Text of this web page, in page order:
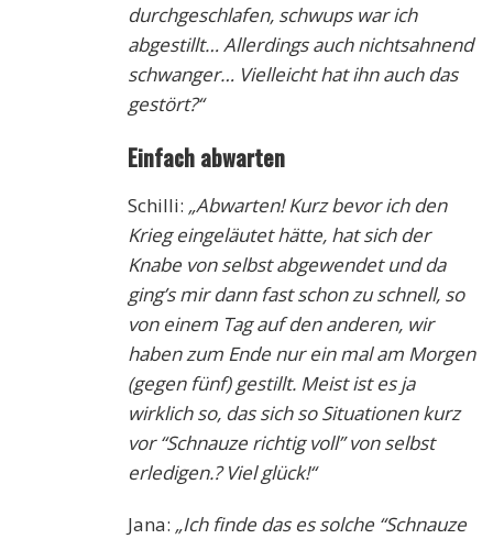
durchgeschlafen, schwups war ich
abgestillt… Allerdings auchnichtsahnend
schwanger… Vielleicht hat ihn auch das
gestört?“
Einfach abwarten
Schilli: „Abwarten! Kurz bevor ich den
Krieg eingeläutet hätte, hat sich der
Knabe von selbst abgewendet und da
ging’s mir dann fast schon zu schnell, so
von einem Tag auf den anderen, wir
haben zum Ende nur ein mal am Morgen
(gegen fünf) gestillt. Meist ist es ja
wirklich so, das sich so Situationen kurz
vor “Schnauze richtig voll” von selbst
erledigen.? Viel glück!“
Jana: „Ich finde das es solche “Schnauze